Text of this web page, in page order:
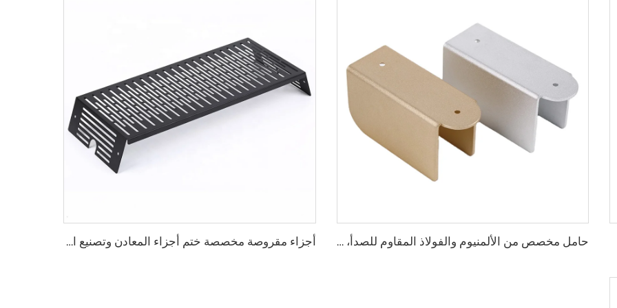
حامل مخصص من الألمنيوم والفولاذ المقاوم للصدأ، طلاء مسحوق الحامل المقروص أجزاء مقروصة مخصصة ختم أجزاء المعادن وتصنيع المعادن